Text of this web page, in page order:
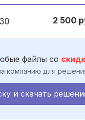
30 2 500
файлы со
компанию для
и скачать